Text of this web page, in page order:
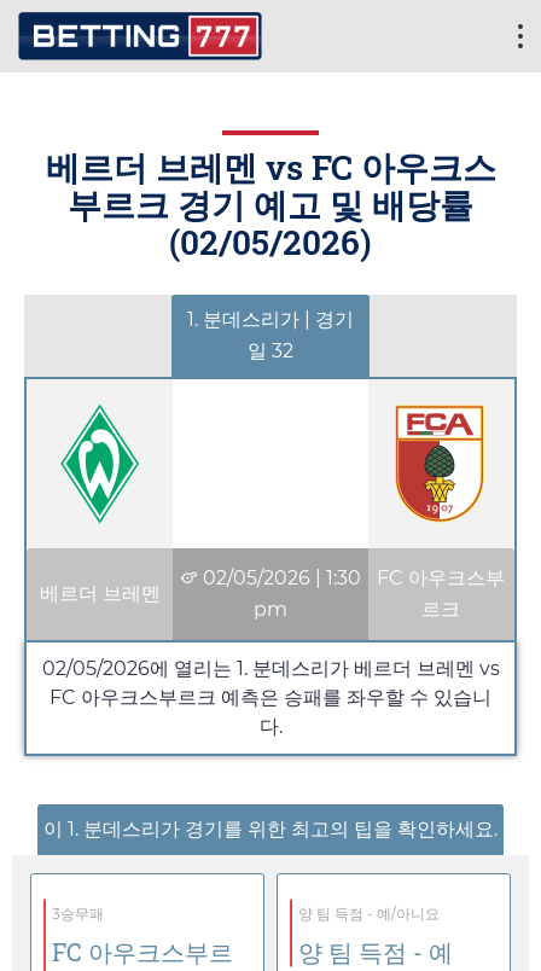
베르더 브레멘 vs FC 아우크스
부르크 경기 예고 및 배당률
(02/05/2026)
1. 분데스리가 | 경기
일 32
베르더 브레멘
02/05/2026
1:30
pm
FC 아우크스부
르크
02/05/2026에 열리는 1. 분데스리가 베르더 브레멘 vs
FC 아우크스부르크 예측은 승패를 좌우할 수 있습니
다.
이 1. 분데스리가 경기를 위한 최고의 팁을 확인하세요.
3승무패
FC 아우크스부르
양 팀 득점 - 예/아니요
양 팀 득점 - 예